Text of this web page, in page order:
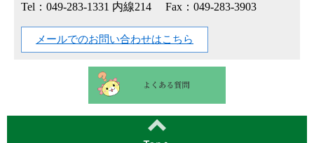
Tel：049-283-1331 内線214
Fax：049-283-3903
メールでのお問い合わせはこちら